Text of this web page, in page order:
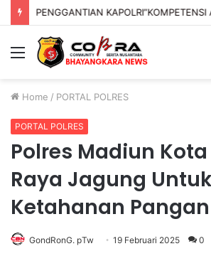
Menu
Home / PORTAL POLRES
PORTAL POLRES
Polres Madiun
Raya Jagung
Ketahanan
GondRonG. pTw 19 Februari 2025 0